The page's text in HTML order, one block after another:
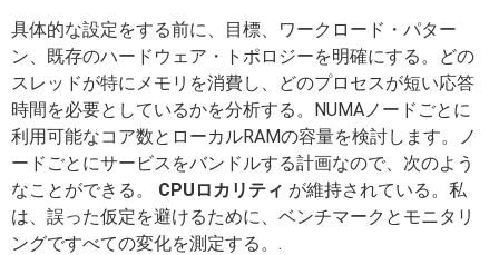
具体的な設定をする前に、目標、ワークロード・パター
ン、既存のハードウェア・トポロジーを明確にする。どの
スレッドが特にメモリを消費し、どのプロセスが短い応答
時間を必要としているかを分析する。NUMAノードごとに
利用可能なコア数とローカルRAMの容量を検討します。ノ
ードごとにサービスをバンドルする計画なので、次のよう
なことができる。 CPUロカリティ が維持されている。私
は、誤った仮定を避けるために、ベンチマークとモニタリ
ングですべての変化を測定する。.